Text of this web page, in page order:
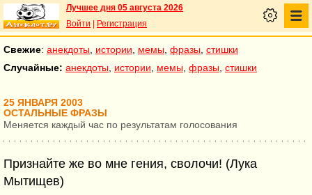
Лучшее дня 05 августа 2026
Войти
Регистрация
Свежие: анекдоты истории мемы фразы стишки
Случайные: анекдоты истории мемы фразы стишки
25 ЯНВАРЯ 2003
ОСТАЛЬНЫЕ ФРАЗЫ
Меняется каждый час по результатам голосования
Признайте же во мне гения, сволочи! (Лука
Мытищев)